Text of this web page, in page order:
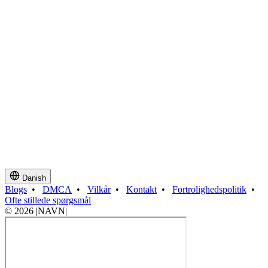
Danish
Blogs • DMCA • Vilkår• Kontakt • Fortrolighedspolitik •
Ofte stillede spørgsmål
© 2026 |NAVN|